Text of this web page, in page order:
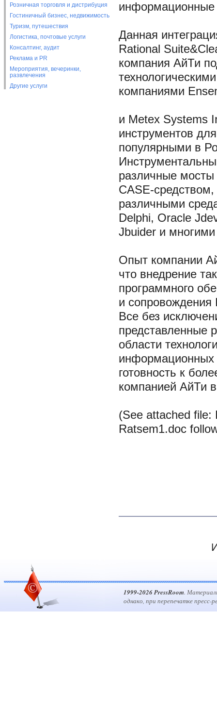
Розничная торговля и дистрибуция
Гостиничный бизнес, недвижимость
Туризм, путешествия
Логистика, почтовые услуги
Консалтинг, аудит
Реклама и PR
Мероприятия, вечеринки,
развлечения
Другие услуги
информационные
Данная
Rational
компания АйТи
компаниями
и Metex Systems
инструментов
популярными в
различные
CASE-
различными
Delphi, Oracle
Jbuider и
Опыт компании
что внедрение
программного
и
Все без
представленные
области
информационных
готовность к
компанией АйТи
(See attached file:
Ratsem1.doc
1999-2026 PressRoom.
однако, при перепечатке пресс-